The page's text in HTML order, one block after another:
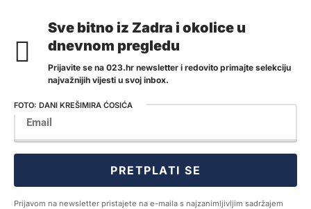
DANI KREŠIMIRA ĆOSIĆA
Sve bitno iz Zadra i okolice u
dnevnom pregledu
Prijavite se na 023.hr newsletter i redovito primajte selekciju
najvažnijih vijesti u svoj inbox.
PRETPLATI SE
Prijavom na newsletter pristajete na e-maila s najzanimljivijim sadržajem